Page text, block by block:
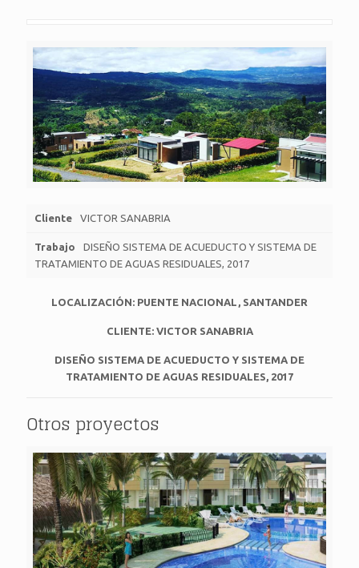
Cliente VICTOR SANABRIA
Trabajo
DISEÑO SISTEMA DE ACUEDUCTO Y SISTEMA DE
TRATAMIENTO DE AGUAS RESIDUALES, 2017
LOCALIZACIÓN: PUENTE NACIONAL, SANTANDER
CLIENTE: VICTOR SANABRIA
DISEÑO SISTEMA DE ACUEDUCTO Y SISTEMA DE
TRATAMIENTO DE AGUAS RESIDUALES, 2017
Otros proyectos